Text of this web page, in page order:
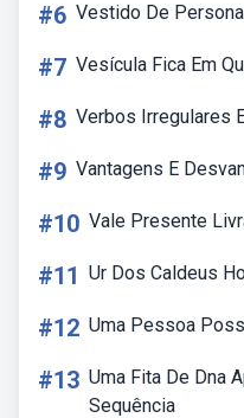
#6 Vestido De
#7 Vesícula Fica Em
#8 Verbos Irregulares
#9 Vantagens E
#10 Vale Presente
#11 Ur Dos Caldeus
#12 Uma Pessoa
#13 Uma Fita De Dna
Sequência